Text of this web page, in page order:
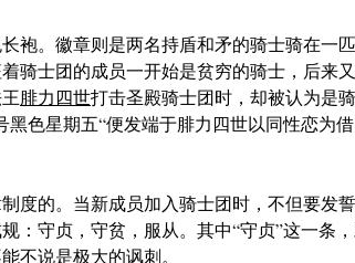
袍。 徽章则是两名持盾和矛的骑士骑在一
骑士团的成员一开始是贫穷的骑士，后来
腓力四世打击圣殿骑士团时，却被认为是
黑色星期五“便发端于腓力四世以同性恋为
度的。当新成员加入骑士团时，不但要发
：守贞，守贫，服从。其中“守贞”这一条
不说是极大的讽刺。